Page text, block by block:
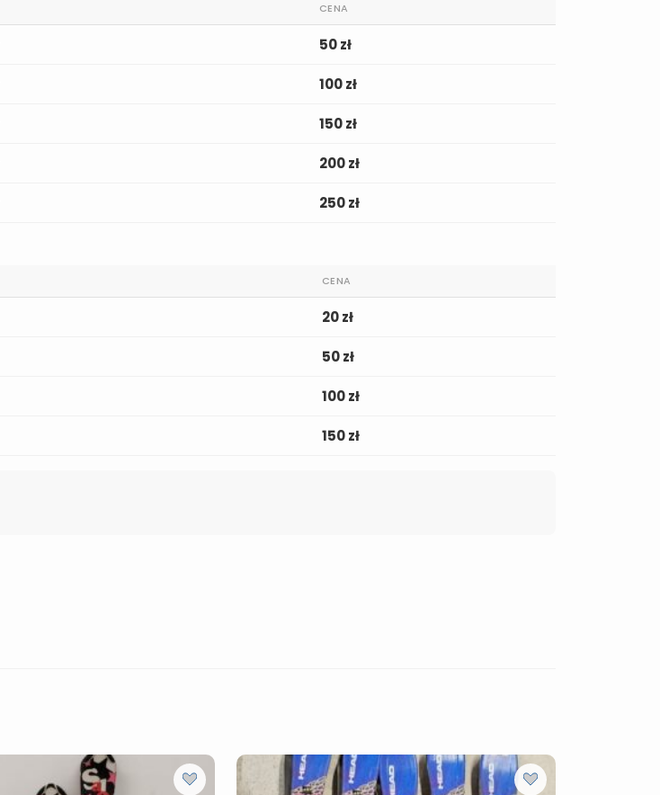
CENA
50 zł
100 zł
150 zł
200 zł
250 zł
CENA
20 zł
50 zł
100 zł
150 zł